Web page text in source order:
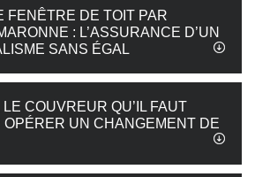
FENÊTRE DE TOIT PAR
: L’ASSURANCE D’UN
SANS ÉGAL
COUVREUR QU’IL FAUT
UN CHANGEMENT DE